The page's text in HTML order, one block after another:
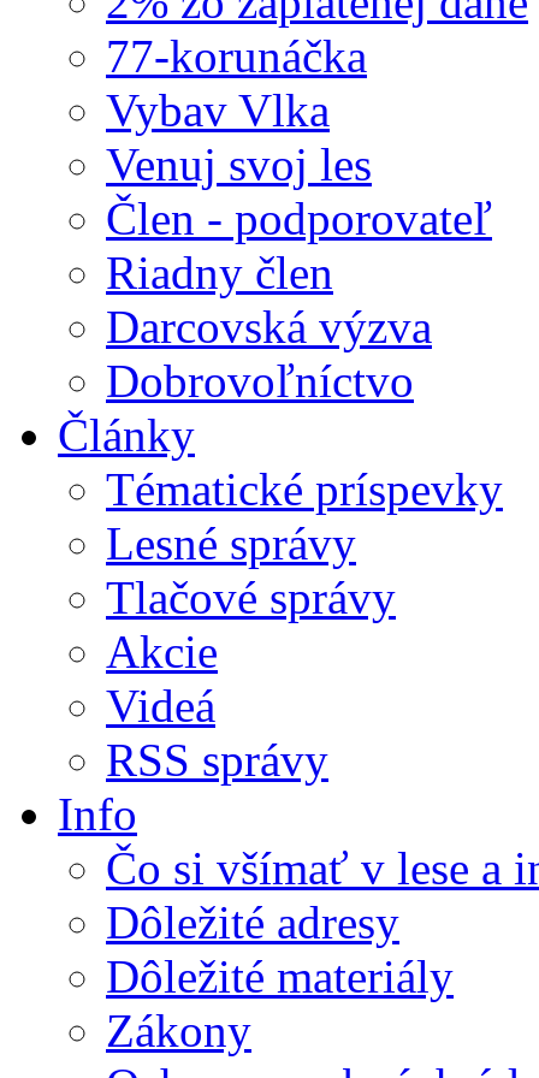
77-korunáčka
Vybav Vlka
Venuj svoj les
Člen - podporovateľ
Riadny člen
Darcovská výzva
Dobrovoľníctvo
Články
Tématické príspevky
Lesné správy
Tlačové správy
Akcie
Videá
RSS správy
Info
Čo si všímať v lese a
Dôležité adresy
Dôležité materiály
Zákony